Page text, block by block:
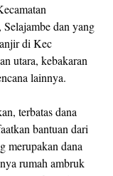
dan yang
di Kec
utara, kebakaran
lainnya.
terbatas dana
bantuan dari
merupakan dana
rumah ambruk